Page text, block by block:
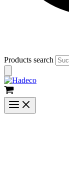
Products search